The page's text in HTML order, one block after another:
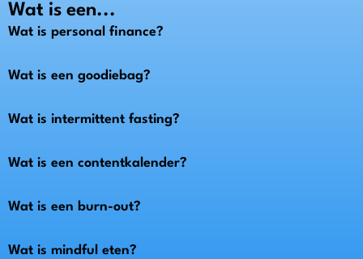
Wat is een...
Wat is personal finance?
Wat is een goodiebag?
Wat is intermittent fasting?
Wat is een contentkalender?
Wat is een burn-out?
Wat is mindful eten?